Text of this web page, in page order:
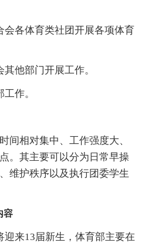
各体育类社团开展各项体育
他部门开展工作。
作。
相对集中、工作强度大、
。其主要可以分为日常早操
维护秩序以及执行团委学生
容
来13届新生，体育部主要在